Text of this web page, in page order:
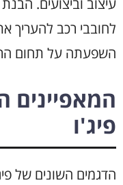
עיצוב וביצועים.
לחובבי רכב
השפעתה על תחום
המאפיינים
פיג'ו
הדגמים השונים של